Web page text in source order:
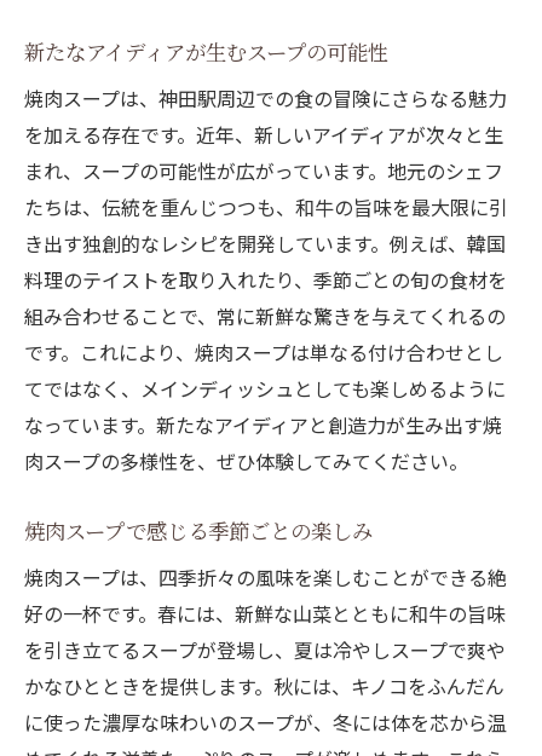
新たなアイディアが生むスープの可能性
焼肉スープは、神田駅周辺での食の冒険にさらなる魅力
を加える存在です。近年、新しいアイディアが次々と生
まれ、スープの可能性が広がっています。地元のシェフ
たちは、伝統を重んじつつも、和牛の旨味を最大限に引
き出す独創的なレシピを開発しています。例えば、韓国
料理のテイストを取り入れたり、季節ごとの旬の食材を
組み合わせることで、常に新鮮な驚きを与えてくれるの
です。これにより、焼肉スープは単なる付け合わせとし
てではなく、メインディッシュとしても楽しめるように
なっています。新たなアイディアと創造力が生み出す焼
肉スープの多様性を、ぜひ体験してみてください。
焼肉スープで感じる季節ごとの楽しみ
焼肉スープは、四季折々の風味を楽しむことができる絶
好の一杯です。春には、新鮮な山菜とともに和牛の旨味
を引き立てるスープが登場し、夏は冷やしスープで爽や
かなひとときを提供します。秋には、キノコをふんだん
に使った濃厚な味わいのスープが、冬には体を芯から温